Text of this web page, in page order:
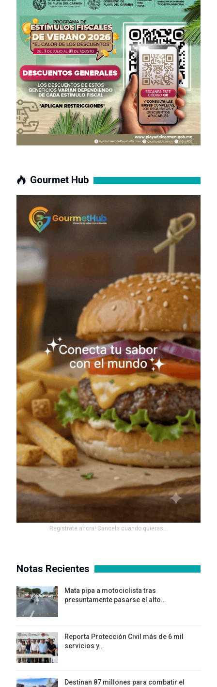
Gourmet Hub
Registrate ahora! Cancela cuando quieras...
Notas Recientes
Mata pipa a motociclista tras
presuntamente pasarse el alto…
Reporta Protección Civil más de 6 mil
servicios y…
Destinan 87 millones para combatir el